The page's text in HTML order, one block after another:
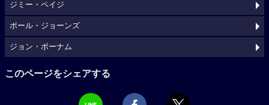
ジミー・ペイジ
ポール・ジョーンズ
ジョン・ボーナム
このページをシェアする